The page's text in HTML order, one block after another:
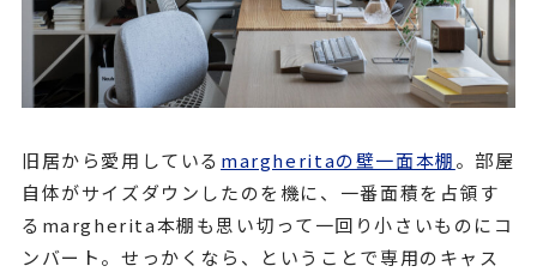
旧居から愛用している margheritaの壁一面本棚。部屋
自体がサイズダウンしたのを機に、一番面積を占領す
るmargherita本棚も思い切って一回り小さいものにコ
ンバート。せっかくなら、ということで専用のキャス